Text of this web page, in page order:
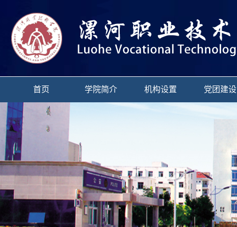
首页 学院简介 机构设置 党团建设